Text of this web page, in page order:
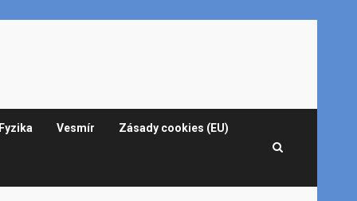
Fyzika Vesmír Zásady cookies (EU)